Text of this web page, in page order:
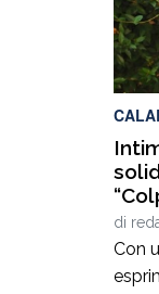
volte
si è
di
Con